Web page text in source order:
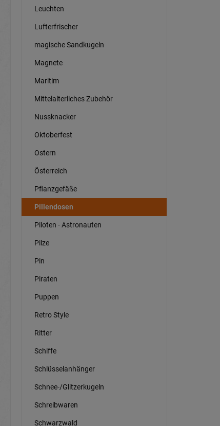
Leuchten
Lufterfrischer
magische Sandkugeln
Magnete
Maritim
Mittelalterliches Zubehör
Nussknacker
Oktoberfest
Ostern
Österreich
Pflanzgefäße
Pillendosen
Piloten - Astronauten
Pilze
Pin
Piraten
Puppen
Retro Style
Ritter
Schiffe
Schlüsselanhänger
Schnee-/Glitzerkugeln
Schreibwaren
Schwarzwald